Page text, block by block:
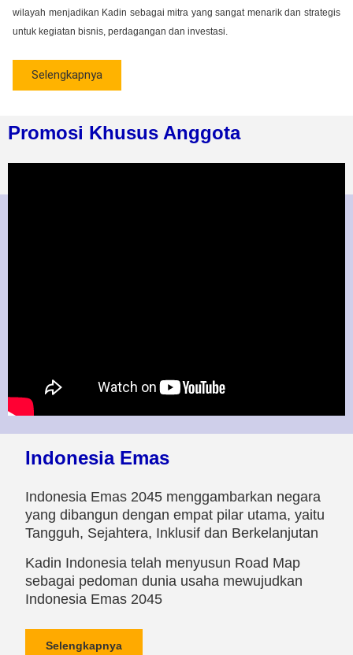
wilayah menjadikan Kadin sebagai mitra yang sangat menarik dan strategis
untuk kegiatan bisnis, perdagangan dan investasi.
Selengkapnya
Promosi Khusus Anggota
Indonesia Emas
Indonesia Emas 2045 menggambarkan negara
yang dibangun dengan empat pilar utama, yaitu
Tangguh, Sejahtera, Inklusif dan Berkelanjutan
Kadin Indonesia telah menyusun Road Map
sebagai pedoman dunia usaha mewujudkan
Indonesia Emas 2045
Selengkapnya